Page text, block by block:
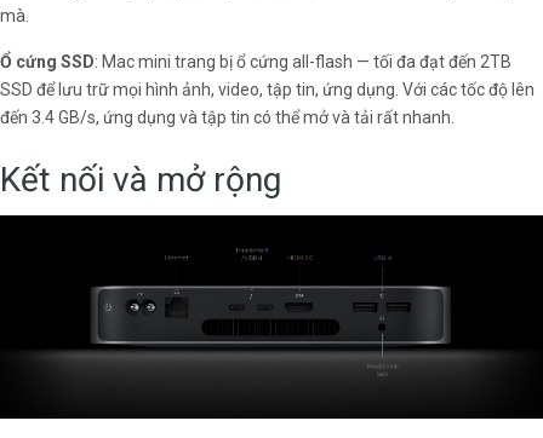
mà.
Ổ cứng SSD: Mac mini trang bị ổ cứng all-flash — tối đa đạt đến 2TB
SSD để lưu trữ mọi hình ảnh, video, tập tin, ứng dụng. Với các tốc độ lên
đến 3.4 GB/s, ứng dụng và tập tin có thể mở và tải rất nhanh.
Kết nối và mở rộng